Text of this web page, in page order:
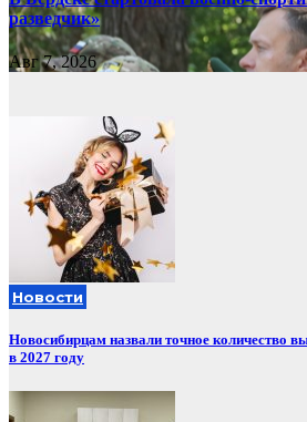
разведчик»
Авг 7, 2026
Новости
Новосибирцам назвали точное количество
в 2027 году